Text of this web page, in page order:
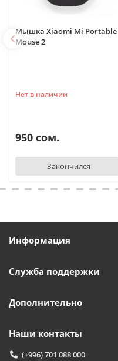
Мышка Xiaomi Mi Portable
Mouse 2
Нет в наличии
950 сом.
Закончился
Информация
Служба поддержки
Дополнительно
Наши контакты
(+996) 701 088 000